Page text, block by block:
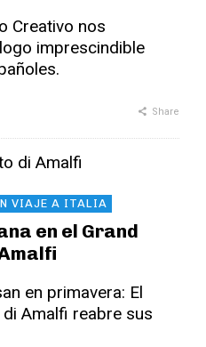
Creativo nos
imprescindible
Share
VIAJE A ITALIA
en el Grand
en primavera: El
Amalfi reabre sus